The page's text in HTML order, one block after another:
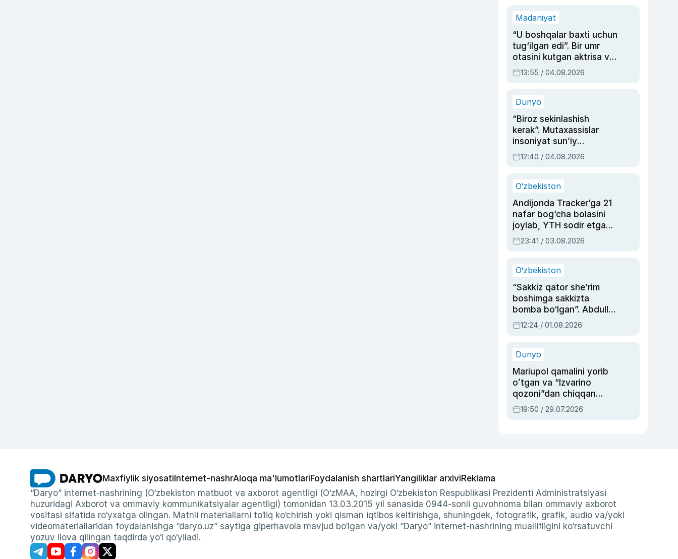
Madaniyat
“U boshqalar baxti uchun
tug‘ilgan edi”. Bir umr
otasini kutgan aktrisa va
dublyaj ustasi Rimma
Ahmedovaning
13:55 / 04.08.2026
Dunyo
“Biroz sekinlashish
kerak”. Mutaxassislar
insoniyat sun’iy
intellektni boshqara
olmay qolishidan xavotir
12:40 / 04.08.2026
O‘zbekiston
Andijonda Tracker’ga 21
nafar bog‘cha bolasini
joylab, YTH sodir etgan
ayolga sud hukmi o‘qildi
23:41 / 03.08.2026
O‘zbekiston
“Sakkiz qator she’rim
boshimga sakkizta
bomba bo‘lgan”. Abdulla
Oripovni siyosiy
ayblovlardan asrab
12:24 / 01.08.2026
Dunyo
Mariupol qamalini yorib
oʻtgan va “Izvarino
qozoni”dan chiqqan
qahramon — Ukraina
armiyasi bosh
19:50 / 29.07.2026
Maxfiylik siyosati Internet-nashrAloqa ma'lumotlariFoydalanish shartlariYangiliklar arxiviReklama
“Daryo” internet-nashrining (O‘zbekiston matbuot va axborot agentligi (O‘zMAA, hozirgi O‘zbekiston Respublikasi Prezidenti Administratsiyasi
huzuridagi Axborot va ommaviy kommunikatsiyalar agentligi) tomonidan 13.03.2015 yil sanasida 0944-sonli guvohnoma bilan ommaviy axborot
vositasi sifatida ro‘yxatga olingan. Matnli materiallarni to‘liq ko‘chirish yoki qisman iqtibos keltirishga, shuningdek, fotografik, grafik, audio va/yoki
videomateriallaridan foydalanishga “daryo.uz” saytiga giperhavola mavjud bo‘lgan va/yoki “Daryo” internet-nashrining muallifligini ko‘rsatuvchi
yozuv ilova qilingan taqdirda yo‘l qo‘yiladi.